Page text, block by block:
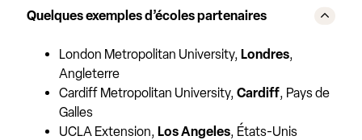
Quelques exemples d’écoles partenaires
London Metropolitan University, Londres,
Angleterre
Cardiff Metropolitan University, Cardiff, Pays de
Galles
UCLA Extension, Los Angeles, États-Unis